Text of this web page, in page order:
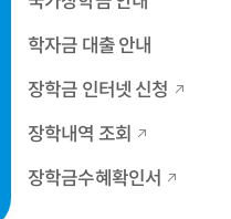
학자금 대출 안내
장학금 인터넷 신청
장학내역 조회
장학금수혜확인서